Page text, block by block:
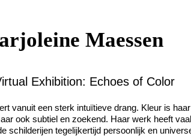
Maessen
Exhibition: Echoes of Color
vanuit een sterk intuïtieve drang. Kleur is
ook subtiel en zoekend. Haar werk heeft
schilderijen tegelijkertijd persoonlijk en